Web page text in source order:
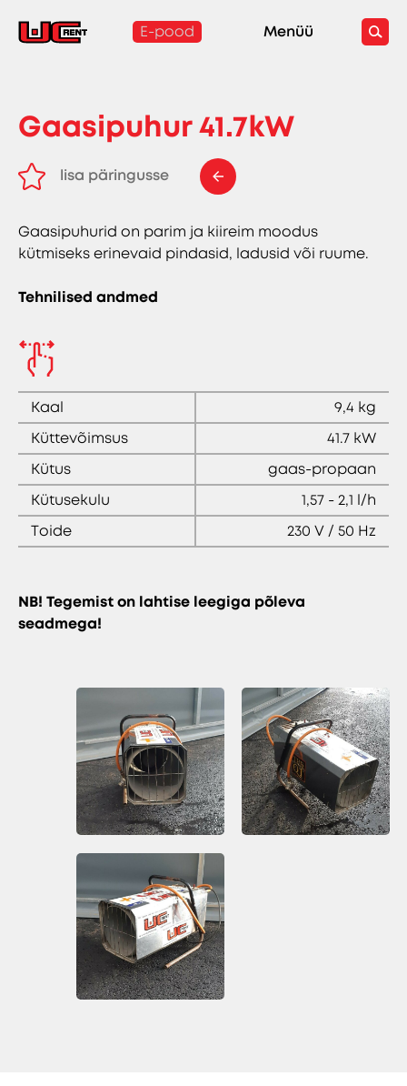
E-pood Menüü
Gaasipuhur 41.7kW
lisa päringusse
Gaasipuhurid on parim ja kiireim moodus
kütmiseks erinevaid pindasid, ladusid või ruume.
Tehnilised andmed
Kaal
9,4 kg
Küttevõimsus
41.7 kW
Kütus
gaas-propaan
Kütusekulu
1,57 - 2,1 l/h
Toide
230 V / 50 Hz
NB! Tegemist on lahtise leegiga põleva
seadmega!